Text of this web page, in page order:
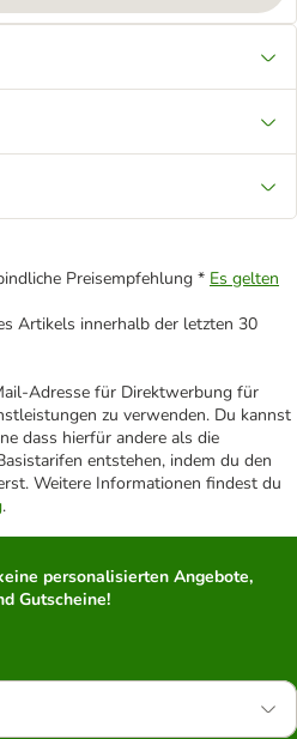
Preisempfehlung * Es gelten
Artikels innerhalb der letzten 30
Adresse für Direktwerbung für
zu verwenden. Du kannst
dass hierfür andere als die
entstehen, indem du den
Weitere Informationen findest du
.
personalisierten Angebote,
Gutscheine!